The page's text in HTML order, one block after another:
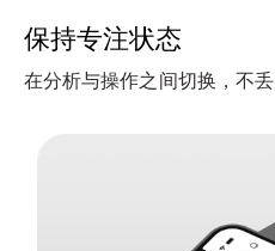
保持专注状态
在分析与操作之间切换，不